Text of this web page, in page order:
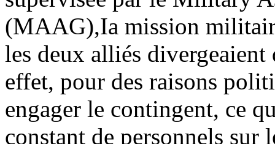
(MAAG),Ia mission
les deux alliés divergeaient
effet, pour des raisons
engager le contingent, ce
constant de personnels sur